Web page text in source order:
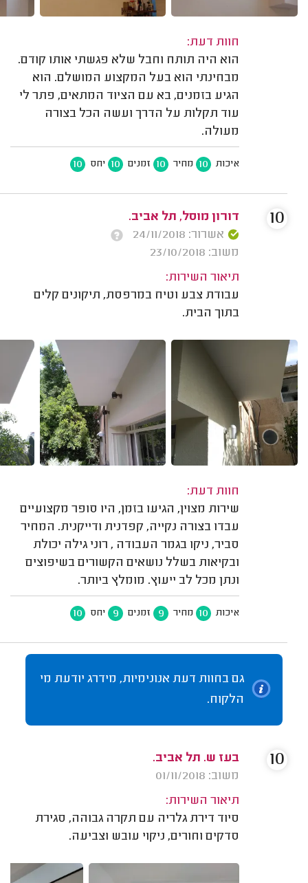
חוות דעת:
הוא היה תותח וחבל שלא פגשתי אותו קודם.
מבחינתי הוא בעל המקצוע המושלם. הוא
הגיע בזמנים, בא עם הציוד המתאים, פתר לי
עוד תקלות על הדרך ועשה הכל בצורה
מעולה.
איכות 10 מחיר 10 זמנים 10 יחס 10
דורון מוסל, תל אביב.
אשרור: 24/11/2018
משוב: 23/10/2018
תיאור השירות:
עבודת צבע וטיח במרפסת, תיקונים קלים
בתוך הבית.
חוות דעת:
שירות מצוין, הגיעו בזמן, היו סופר מקצועיים
עבדו בצורה נקייה, קפדנית ודייקנית. המחיר
סביר, ניקו בגמר העבודה , רוני גילה יכולת
ובקיאות בשלל נושאים הקשורים בשיפוצים
ונתן מכל לב ייעוץ. מומלץ ביותר.
איכות 10 מחיר 9 זמנים 9 יחס 10
10
גם בחוות דעת אנונימיות, מידרג יודעת מי
הלקוח.
בעז ש. תל אביב.
משוב: 01/11/2018
תיאור השירות:
סיוד דירת גלריה עם תקרה גבוהה, סגירת
סדקים וחורים, ניקוי עובש וצביעה.
10